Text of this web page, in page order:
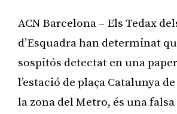
ACN Barcelona – Els Tedax
d’Esquadra han determinat
sospitós detectat en una
l’estació de plaça Catalunya
la zona del Metro, és una